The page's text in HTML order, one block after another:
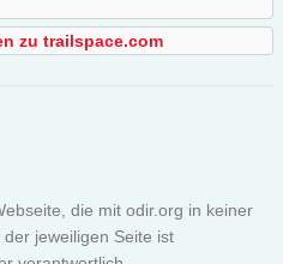
zu trailspace.com
die mit odir.org in keiner
jeweiligen Seite ist